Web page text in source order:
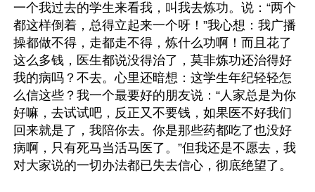
一个我过去的学生来看我，叫我去炼功。说：“两个
都这样倒着，总得立起来一个呀！”我心想：我广播
操都做不得，走都走不得，炼什么功啊！而且花了
这么多钱，医生都说没得治了，莫非炼功还治得好
我的病吗？不去。心里还暗想：这学生年纪轻轻怎
么信这些？我一个最要好的朋友说：“人家总是为你
好嘛，去试试吧，反正又不要钱，如果医不好我们
回来就是了，我陪你去。你是那些药都吃了也没好
病啊，只有死马当活马医了。”但我还是不愿去，我
对大家说的一切办法都已失去信心，彻底绝望了。